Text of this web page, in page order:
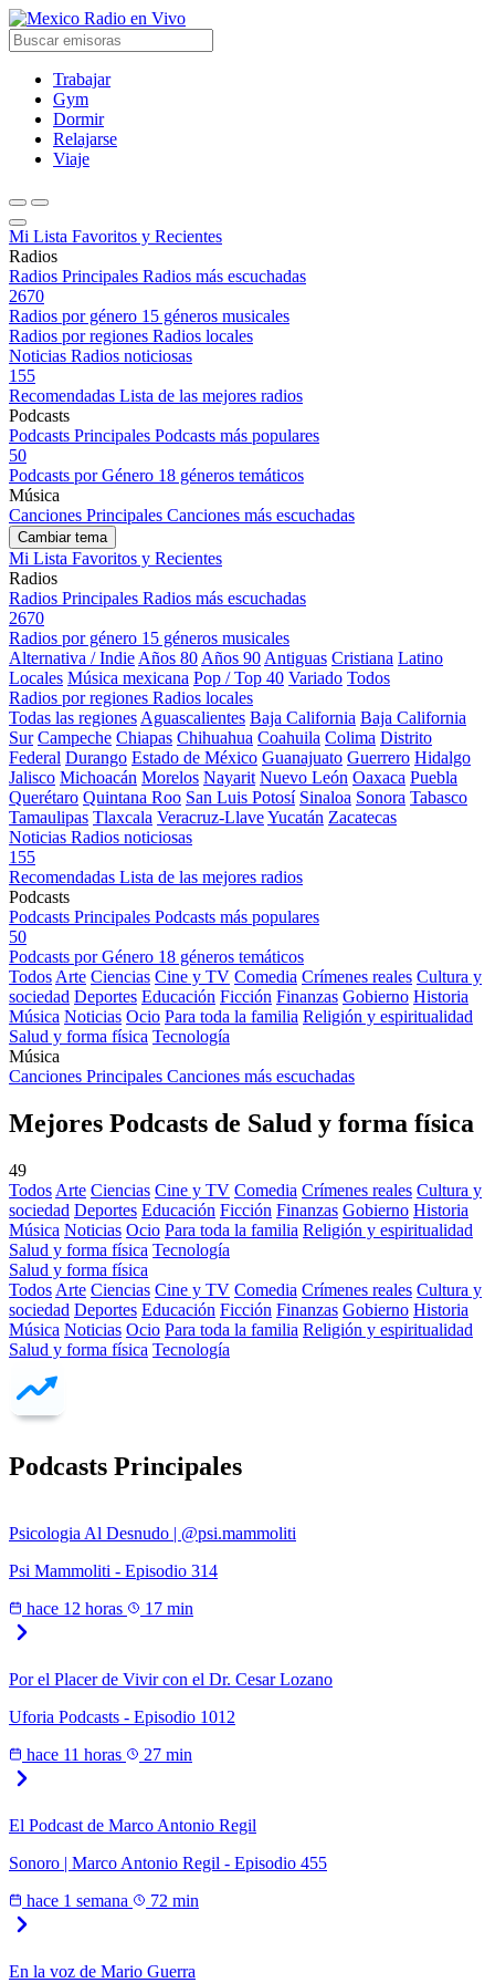
Radio en Vivo
Trabajar
Gym
Dormir
Relajarse
Viaje
Mi Lista Favoritos y Recientes
Radios
Radios Principales Radios más escuchadas
2670
Radios por género 15 géneros musicales
Radios por regiones Radios locales
Noticias Radios noticiosas
155
Recomendadas Lista de las mejores radios
Podcasts
Podcasts Principales Podcasts más populares
50
Podcasts por Género 18 géneros temáticos
Música
Canciones Principales Canciones más escuchadas
Cambiar tema
Mi Lista Favoritos y Recientes
Radios
Radios Principales Radios más escuchadas
2670
Radios por género 15 géneros musicales
Alternativa / Indie Años 80 Años 90 Antiguas Cristiana Latino
Locales Música mexicana Pop / Top 40 Variado Todos
Radios por regiones Radios locales
Todas las regiones Aguascalientes Baja California Baja California
Sur Campeche Chiapas Chihuahua Coahuila Colima Distrito
Federal Durango Estado de México Guanajuato Guerrero Hidalgo
Jalisco Michoacán Morelos Nayarit Nuevo León Oaxaca Puebla
Querétaro Quintana Roo San Luis Potosí Sinaloa Sonora Tabasco
Tamaulipas Tlaxcala Veracruz-LlaveYucatán Zacatecas
Noticias Radios noticiosas
155
Recomendadas Lista de las mejores radios
Podcasts
Podcasts Principales Podcasts más populares
50
Podcasts por Género 18 géneros temáticos
Todos Arte Ciencias Cine y TV Comedia Crímenes reales Cultura y
sociedad Deportes Educación Ficción Finanzas Gobierno Historia
Música Noticias Ocio Para toda la familia Religión y espiritualidad
Salud y forma física Tecnología
Música
Canciones Principales Canciones más escuchadas
Mejores Podcasts de Salud y forma física
49
Todos Arte Ciencias Cine y TV Comedia Crímenes reales Cultura y
sociedad Deportes Educación Ficción Finanzas Gobierno Historia
Música Noticias Ocio Para toda la familia Religión y espiritualidad
Salud y forma física Tecnología
Salud y forma física
Todos Arte Ciencias Cine y TV Comedia Crímenes reales Cultura y
sociedad Deportes Educación Ficción Finanzas Gobierno Historia
Música Noticias Ocio Para toda la familia Religión y espiritualidad
Salud y forma física Tecnología
Podcasts Principales
Psicologia Al Desnudo | @psi.mammoliti
Psi Mammoliti - Episodio 314
hace 12 horas
17 min
Por el Placer de Vivir con el Dr. Cesar Lozano
Uforia Podcasts - Episodio 1012
hace 11 horas
27 min
El Podcast de Marco Antonio Regil
Sonoro | Marco Antonio Regil - Episodio 455
hace 1 semana
72 min
En la voz de Mario Guerra